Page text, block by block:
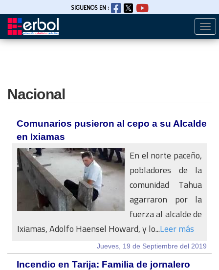
Pasar
SIGUENOS EN :
Nacional
Comunarios pusieron al cepo a su Alcalde
en Ixiamas
En el norte paceño,
pobladores de la
comunidad Tahua
agarraron por la
fuerza al alcalde de
Ixiamas, Adolfo Haensel Howard, y lo...Leer más
Jueves, 19 de Septiembre del 2019
Incendio en Tarija: Familia de jornalero